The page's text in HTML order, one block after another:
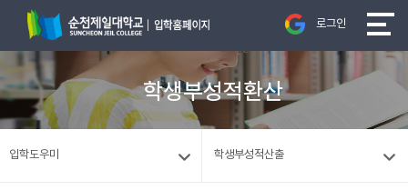
로그인
학생부성적환산
입학도우미 학생부성적산출